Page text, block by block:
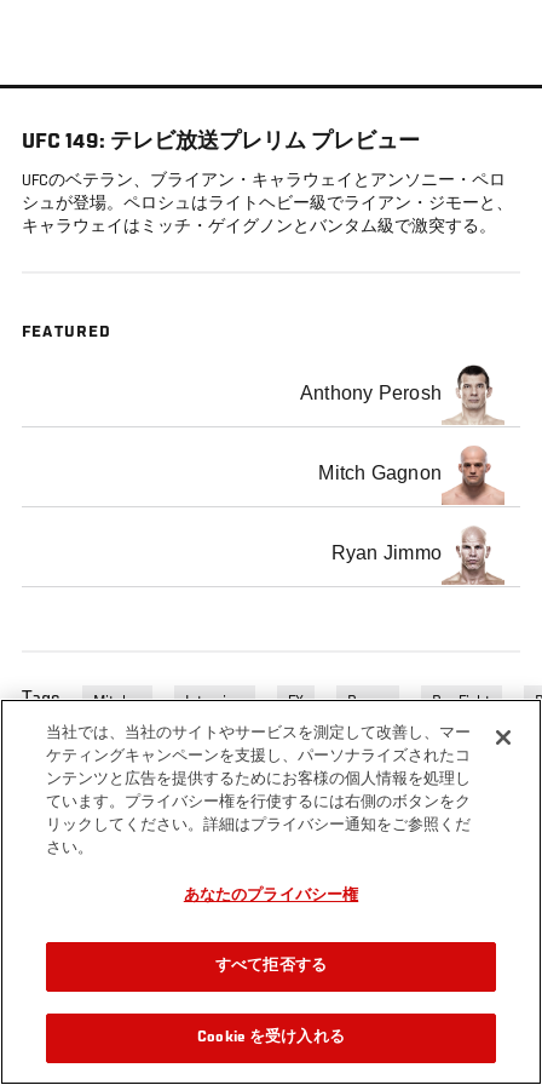
ン
ン
テ
ン
ツ
動
UFC 149: テレビ放送プレリム プレビュー
UFCのベテラン、ブライアン・キャラウェイとアンソニー・ペロ
シュが登場。ペロシュはライトヘビー級でライアン・ジモーと、
キャラウェイはミッチ・ゲイグノンとバンタム級で激突する。
FEATURED
Anthony Perosh
Mitch Gagnon
Ryan Jimmo
Tags
Mitch
Gagnon
Interview FX
Ryan
Jimmo
Pre-Fight
Interview
当社では、当社のサイトやサービスを測定して改善し、マー
ケティングキャンペーンを支援し、パーソナライズされたコ
ンテンツと広告を提供するためにお客様の個人情報を処理し
ています。プライバシー権を行使するには右側のボタンをク
リックしてください。詳細はプライバシー通知をご参照くだ
さい。
あなたのプライバシー権
すべて拒否する
Cookie を受け入れる